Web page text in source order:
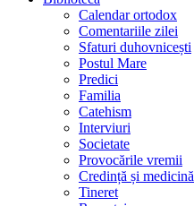
Calendar ortodox
Comentariile zilei
Sfaturi duhovnicești
Postul Mare
Predici
Familia
Catehism
Interviuri
Societate
Provocările vremii
Credință și medicină
Tineret